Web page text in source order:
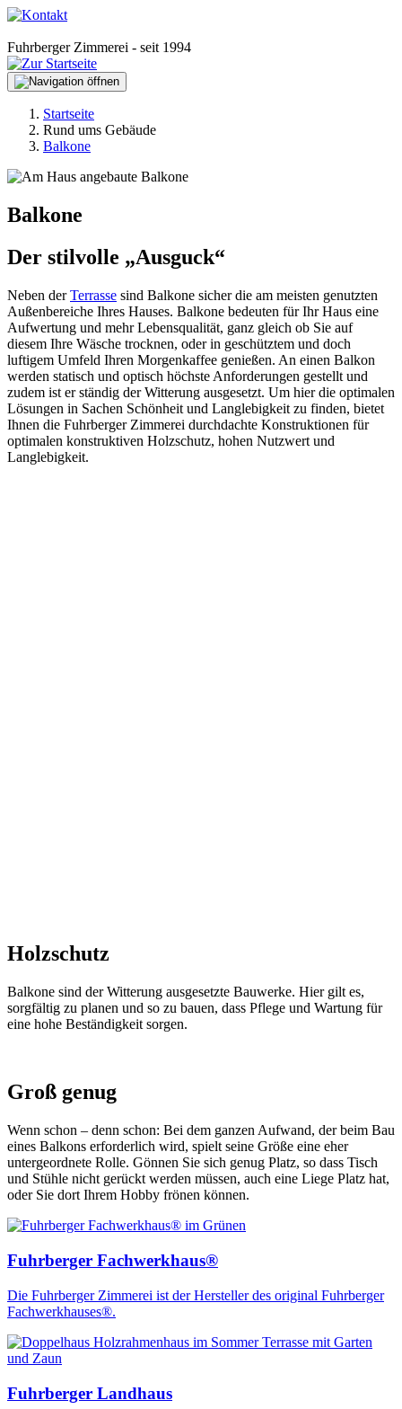
Fuhrberger Zimmerei - seit 1994
Startseite
Rund ums Gebäude
Balkone
Balkone
Der stilvolle „Ausguck“
Neben derTerrasse sind Balkone sicher die am meisten genutzten
Außenbereiche Ihres Hauses. Balkone bedeuten für Ihr Haus eine
Aufwertung und mehr Lebensqualität, ganz gleich ob Sie auf
diesem Ihre Wäsche trocknen, oder in geschütztem und doch
luftigem Umfeld Ihren Morgenkaffee genießen. An einen Balkon
werden statisch und optisch höchste Anforderungen gestellt und
zudem ist er ständig der Witterung ausgesetzt. Um hier die optimalen
Lösungen in Sachen Schönheit und Langlebigkeit zu finden, bietet
Ihnen die Fuhrberger Zimmerei durchdachte Konstruktionen für
optimalen konstruktiven Holzschutz, hohen Nutzwert und
Langlebigkeit.
Holzschutz
Balkone sind der Witterung ausgesetzte Bauwerke. Hier gilt es,
sorgfältig zu planen und so zu bauen, dass Pflege und Wartung für
eine hohe Beständigkeit sorgen.
Groß genug
Wenn schon – denn schon: Bei dem ganzen Aufwand, der beim Bau
eines Balkons erforderlich wird, spielt seine Größe eine eher
untergeordnete Rolle. Gönnen Sie sich genug Platz, so dass Tisch
und Stühle nicht gerückt werden müssen, auch eine Liege Platz hat,
oder Sie dort Ihrem Hobby frönen können.
Fuhrberger Fachwerkhaus®
Die Fuhrberger Zimmerei ist der Hersteller des original Fuhrberger
Fachwerkhauses®.
Fuhrberger Landhaus